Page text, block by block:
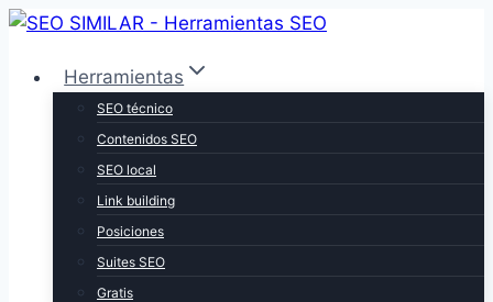
Saltar
contenidoHerramientas
SEO técnico
Contenidos SEO
SEO local
Link building
Posiciones
Suites SEO
Gratis